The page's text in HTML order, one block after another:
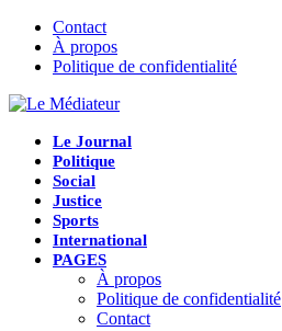
Contact
À propos
Politique de confidentialité
Le Journal
Politique
Social
Justice
Sports
International
PAGES
À propos
Politique de confidentialité
Contact